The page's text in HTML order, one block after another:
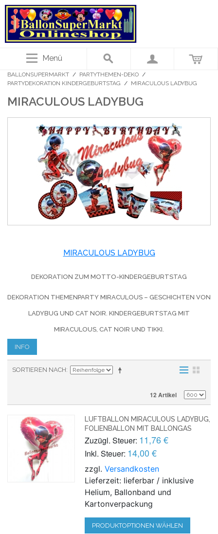
Menü
BALLONSUPERMARKT / PARTYTHEMEN-DEKO /
PARTYDEKORATION KINDERGEBURTSTAG / MIRACULOUS LADYBUG
MIRACULOUS LADYBUG
MIRACULOUS LADYBUG
DEKORATION ZUM MOTTO-KINDERGEBURTSTAG
DEKORATION THEMENPARTY MIRACULOUS – GESCHICHTEN VON
LADYBUG UND CAT NOIR. KINDERGEBURTSTAG MIT
MIRACULOUS, CAT NOIR UND TIKKI.
INFO
SORTIEREN NACH
12 Artikel
LUFTBALLON MIRACULOUS LADYBUG,
FOLIENBALLON MIT BALLONGAS
Zuzügl. Steuer: 11,76 €
Inkl. Steuer: 14,00 €
zzgl.Versandkosten
Lieferzeit: lieferbar / inklusive
Helium, Ballonband und
Kartonverpackung
PRODUKTOPTIONEN WÄHLEN